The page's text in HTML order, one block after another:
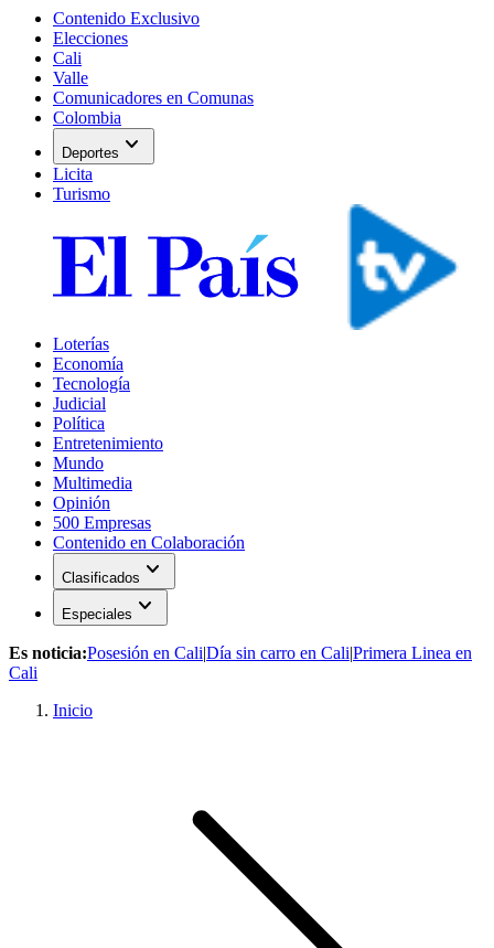
Contenido Exclusivo
Elecciones
Cali
Valle
Comunicadores en Comunas
Colombia
Deportes expand_more
Licita
Turismo
Loterías
Economía
Tecnología
Judicial
Política
Entretenimiento
Mundo
Multimedia
Opinión
500 Empresas
Contenido en Colaboración
Clasificados expand_more
Especiales expand_more
Es noticia:Posesión en Cali|Día sin carro en Cali|Primera Linea en
Cali
Inicio